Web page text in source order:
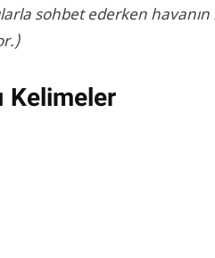
sohbet ederken
Kelimeler